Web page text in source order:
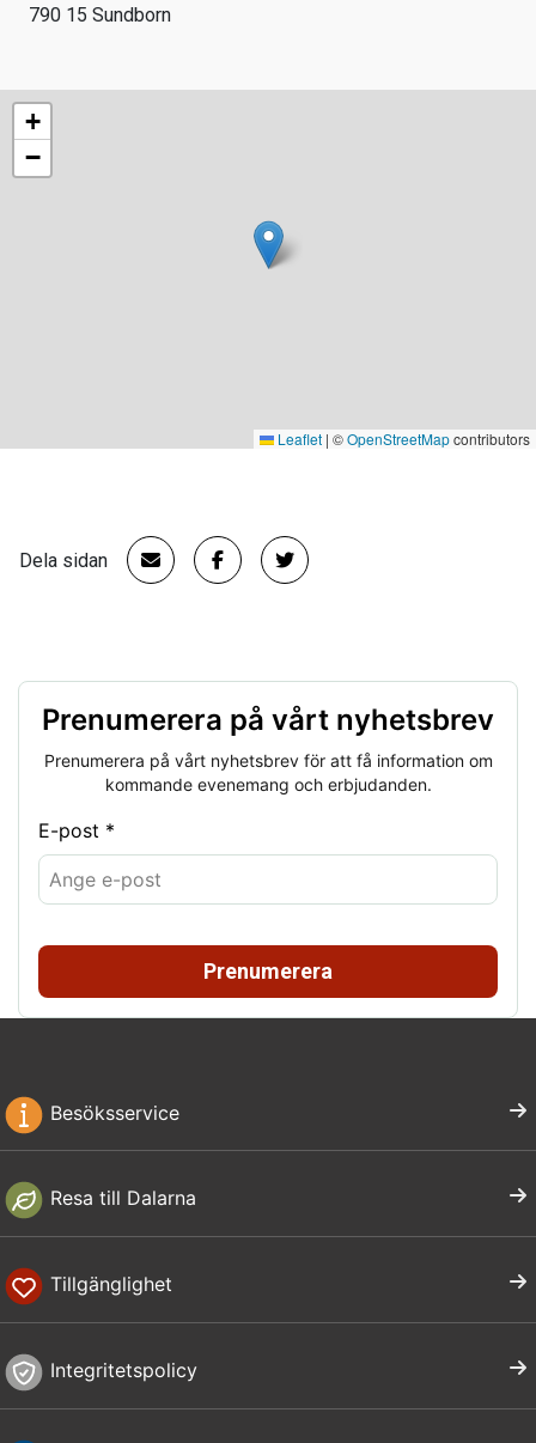
790 15 Sundborn
+
−
Leaflet | ©OpenStreetMapcontributors
Dela sidan
Prenumerera på vårt nyhetsbrev
Prenumerera på vårt nyhetsbrev för att få information om
kommande evenemang och erbjudanden.
E-post *
Prenumerera
Besöksservice
Resa till Dalarna
Tillgänglighet
Integritetspolicy